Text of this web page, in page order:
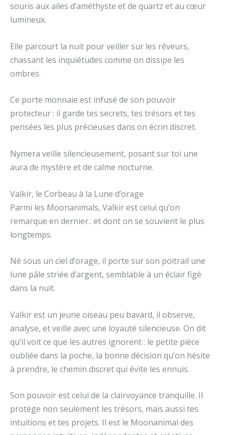
souris aux ailes d’améthyste et de quartz et au cœur
lumineux.
Elle parcourt la nuit pour veiller sur les rêveurs,
chassant les inquiétudes comme on dissipe les
ombres.
Ce porte monnaie est infusé de son pouvoir
protecteur : il garde tes secrets, tes trésors et tes
pensées les plus précieuses dans on écrin discret.
Nymera veille silencieusement, posant sur toi une
aura de mystère et de calme nocturne.
Valkir, le Corbeau à la Lune d’orage
Parmi les Moonanimals, Valkir est celui qu’on
remarque en dernier.. et dont on se souvient le plus
longtemps.
Né sous un ciel d’orage, il porte sur son poitrail une
lune pâle striée d’argent, semblable à un éclair figé
dans la nuit.
Valkir est un jeune oiseau peu bavard, il observe,
analyse, et veille avec une loyauté silencieuse. On dit
qu’il voit ce que les autres ignorent : le petite pièce
oubliée dans la poche, la bonne décision qu’on hésite
à prendre, le chemin discret qui évite les ennuis.
Son pouvoir est celui de la clairvoyance tranquille. Il
protège non seulement les trésors, mais aussi tes
intuitions et tes projets. Il est le Moonanimal des